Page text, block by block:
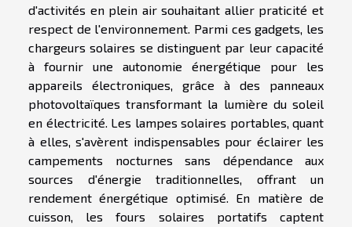
d'activités en plein air souhaitant allier praticité et
respect de l'environnement. Parmi ces gadgets, les
chargeurs solaires se distinguent par leur capacité
à fournir une autonomie énergétique pour les
appareils électroniques, grâce à des panneaux
photovoltaïques transformant la lumière du soleil
en électricité. Les lampes solaires portables, quant
à elles, s'avèrent indispensables pour éclairer les
campements nocturnes sans dépendance aux
sources d'énergie traditionnelles, offrant un
rendement énergétique optimisé. En matière de
cuisson, les fours solaires portatifs captent